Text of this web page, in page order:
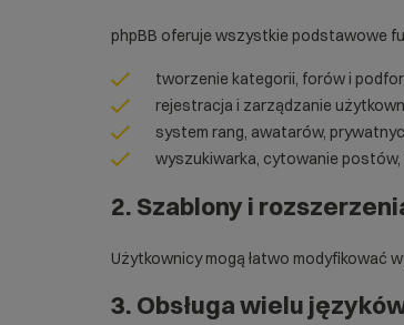
phpBB oferuje wszystkie podstawowe
tworzenie kategorii, forów i
rejestracja i zarządzanie
system rang, awatarów,
wyszukiwarka, cytowanie postów,
2. Szablony i
Użytkownicy mogą łatwo modyfikować
3. Obsługa wielu